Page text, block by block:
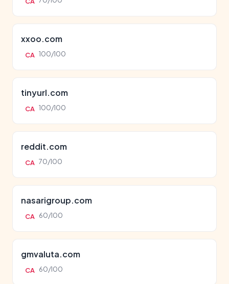
xxoo.com
CA 100/100
tinyurl.com
CA 100/100
reddit.com
CA 70/100
nasarigroup.com
CA 60/100
gmvaluta.com
CA 60/100